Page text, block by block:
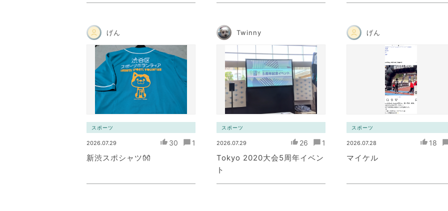
げん
スポーツ
2026.07.29 30 1
新渋スポシャツ👐
Twinny
スポーツ
2026.07.29 26 1
Tokyo 2020大会5周年イベン
ト
げん
スポーツ
2026.07.28 18
マイケル